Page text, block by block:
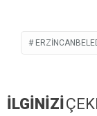
İLGİNİZİ